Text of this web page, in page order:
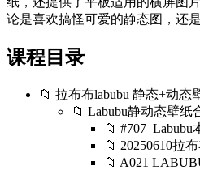
论是喜欢搞怪可爱的静态图，还
课程目录
📁 拉布布labubu 静态+动态
📁 Labubu静动态壁纸
📁
📁 20250610拉
📁 A021